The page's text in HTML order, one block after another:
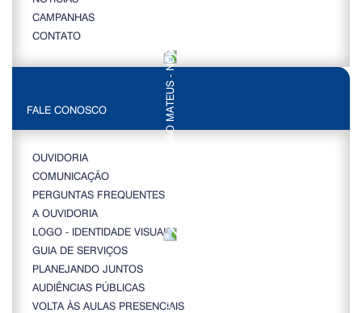
CAMPANHAS
CONTATO
FALE CONOSCO
OUVIDORIA
COMUNICAÇÃO
PERGUNTAS FREQUENTES
A OUVIDORIA
LOGO - IDENTIDADE VISUAL
GUIA DE SERVIÇOS
PLANEJANDO JUNTOS
AUDIÊNCIAS PÚBLICAS
VOLTA ÀS AULAS PRESENCIAIS